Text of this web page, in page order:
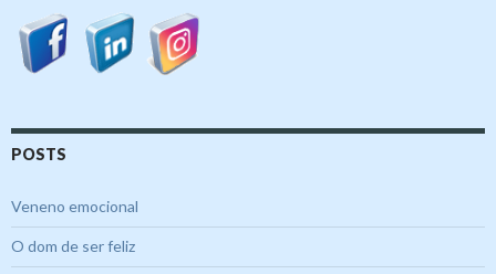
POSTS
Veneno emocional
O dom de ser feliz